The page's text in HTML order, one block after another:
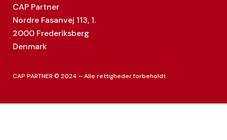
CAP Partner
Nordre Fasanvej 113, 1.
2000 Frederiksberg
Denmark
CAP PARTNER © 2024 – Alle rettigheder forbeholdt